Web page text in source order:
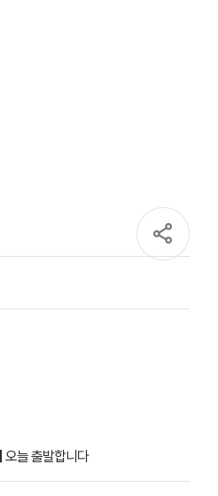
오늘 출발합니다